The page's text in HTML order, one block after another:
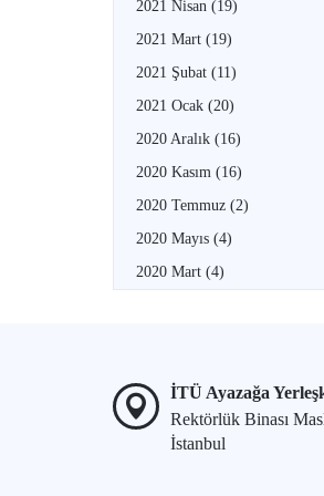
2021 Nisan (19)
2021 Mart (19)
2021 Şubat (11)
2021 Ocak (20)
2020 Aralık (16)
2020 Kasım (16)
2020 Temmuz (2)
2020 Mayıs (4)
2020 Mart (4)
İTÜ Ayazağa
Rektörlük Binası
İstanbul